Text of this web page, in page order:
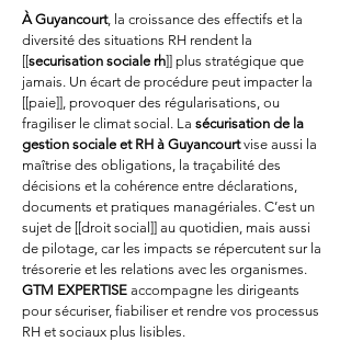
À Guyancourt, la croissance des effectifs et la
diversité des situations RH rendent la
[[securisation sociale rh]] plus stratégique que
jamais. Un écart de procédure peut impacter la
[[paie]], provoquer des régularisations, ou
fragiliser le climat social. La sécurisation de la
gestion sociale et RH à Guyancourt vise aussi la
maîtrise des obligations, la traçabilité des
décisions et la cohérence entre déclarations,
documents et pratiques managériales. C’est un
sujet de [[droit social]] au quotidien, mais aussi
de pilotage, car les impacts se répercutent sur la
trésorerie et les relations avec les organismes.
GTM EXPERTISE accompagne les dirigeants
pour sécuriser, fiabiliser et rendre vos processus
RH et sociaux plus lisibles.